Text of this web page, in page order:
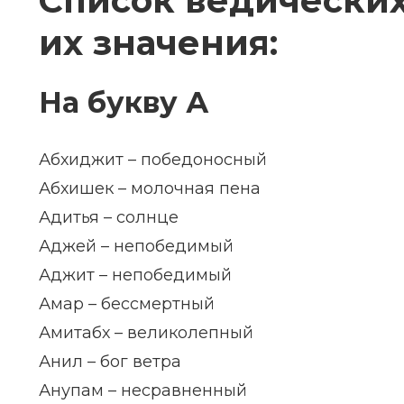
их значения:
На букву А
Абхиджит – победоносный
Абхишек – молочная пена
Адитья – солнце
Аджей – непобедимый
Аджит – непобедимый
Амар – бессмертный
Амитабх – великолепный
Анил – бог ветра
Анупам – несравненный